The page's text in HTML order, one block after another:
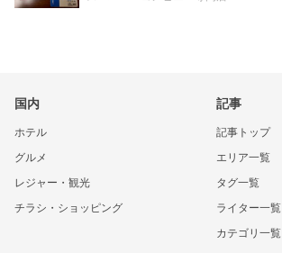
国内
ホテル
グルメ
レジャー・観光
チラシ・ショッピング
記事
記事トップ
エリア一覧
タグ一覧
ライター一覧
カテゴリ一覧